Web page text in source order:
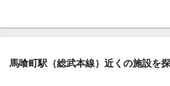
馬喰町駅（総武本線）近くの施設を